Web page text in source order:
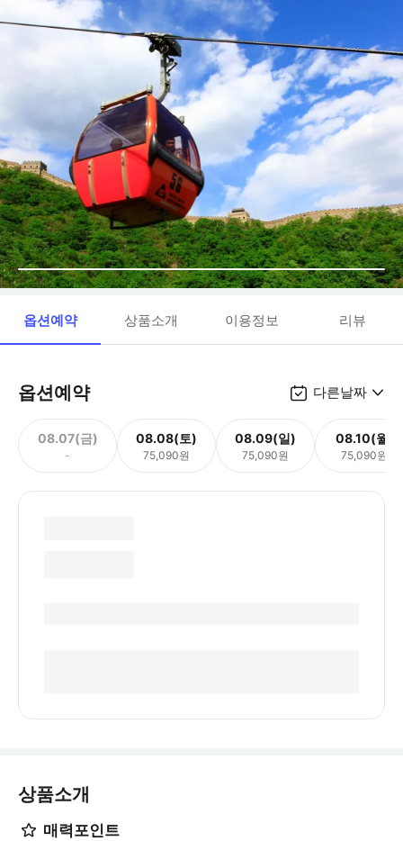
옵션예약 상품소개 이용정보 리뷰
옵션예약 다른날짜
08.07(금)
-
08.08(토)
75,090원
08.09(일)
75,090원
08.10(월)
75,090원
상품소개
매력포인트